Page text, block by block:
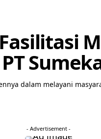
dalam melayani
- Advertisement -